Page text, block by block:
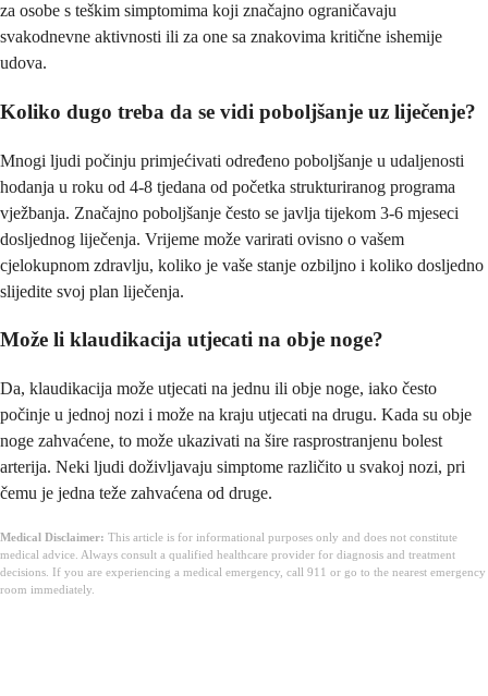
za osobe s teškim simptomima koji značajno ograničavaju
svakodnevne aktivnosti ili za one sa znakovima kritične ishemije
udova.
Koliko dugo treba da se vidi poboljšanje uz liječenje?
Mnogi ljudi počinju primjećivati određeno poboljšanje u udaljenosti
hodanja u roku od 4-8 tjedana od početka strukturiranog programa
vježbanja. Značajno poboljšanje često se javlja tijekom 3-6 mjeseci
dosljednog liječenja. Vrijeme može varirati ovisno o vašem
cjelokupnom zdravlju, koliko je vaše stanje ozbiljno i koliko dosljedno
slijedite svoj plan liječenja.
Može li klaudikacija utjecati na obje noge?
Da, klaudikacija može utjecati na jednu ili obje noge, iako često
počinje u jednoj nozi i može na kraju utjecati na drugu. Kada su obje
noge zahvaćene, to može ukazivati na šire rasprostranjenu bolest
arterija. Neki ljudi doživljavaju simptome različito u svakoj nozi, pri
čemu je jedna teže zahvaćena od druge.
Medical Disclaimer: This article is for informational purposes only and does not constitute
medical advice. Always consult a qualified healthcare provider for diagnosis and treatment
decisions. If you are experiencing a medical emergency, call 911 or go to the nearest emergency
room immediately.